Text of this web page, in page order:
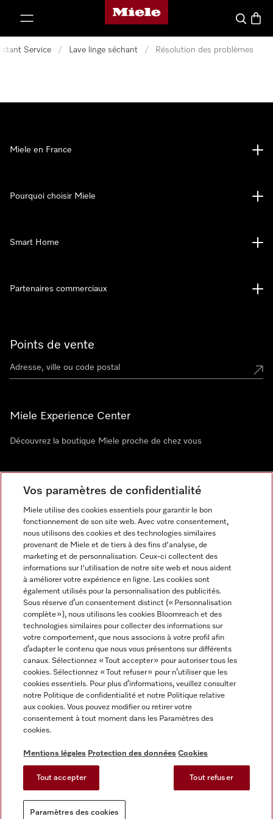
Page d'accueil Miele
Search
Service / Lave linge séchant / Résolution des problèmes
Points de vente
Miele Experience Center
Découvrez la boutique Miele proche de chez vous
Newsletter
Miele en France
Pourquoi choisir Miele
Smart Home
Partenaires commerciaux
Mentions légales
CGV
Protection des données
Conditions d'utilisation
Reglement sur les services numeriques
Paramètres des cookies
Miele sur Instagram
Miele sur Facebook
Miele sur Youtube
Vos paramètres de confidentialité
Miele utilise des cookies essentiels pour garantir le bon
fonctionnement de son site web. Avec votre consentement,
nous utilisons des cookies et des technologies similaires
provenant de Miele et de tiers à des fins d'analyse, de
marketing et de personnalisation. Ceux-ci collectent des
informations sur l'utilisation de notre site web et nous aident
à améliorer votre expérience en ligne. Les cookies sont
également utilisés pour la personnalisation des publicités.
Sous réserve d’un consentement distinct (« Personnalisation
complète »), nous utilisons les cookies Bloomreach et des
technologies similaires pour collecter des informations sur
votre comportement, que nous associons à votre profil afin
d’adapter le contenu que nous vous présentons sur différents
canaux. Sélectionnez « Tout accepter » pour autoriser tous les
cookies. Sélectionnez « Tout refuser » pour n’utiliser que les
cookies essentiels. Pour plus d’informations, veuillez consulter
notre Politique de confidentialité et notre Politique relative
aux cookies. Vous pouvez modifier ou retirer votre
consentement à tout moment dans les Paramètres des
cookies.
Mentions légales Protection des données Cookies
Tout accepter Tout refuser
Paramètres des cookies